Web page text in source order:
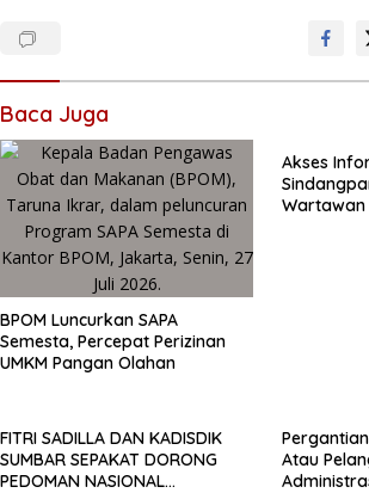
Baca Juga
BPOM Luncurkan SAPA
Semesta, Percepat Perizinan
UMKM Pangan Olahan
Akses
Wartawan
FITRI SADILLA DAN KADISDIK
SUMBAR SEPAKAT DORONG
PEDOMAN NASIONAL
Atau